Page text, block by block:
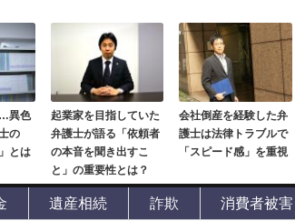
異色
の
とは
起業家を目指していた
弁護士が語る「依頼者
の本音を聞き出すこ
と」の重要性とは？
会社倒産を経験した弁
護士は法律トラブルで
「スピード感」を重視
遺産相続 詐欺 消費者被害